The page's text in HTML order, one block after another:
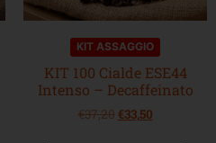
KIT ASSAGGIO
KIT 100 Cialde ESE44
Intenso – Decaffeinato
€37,20 €33,50